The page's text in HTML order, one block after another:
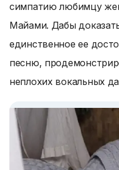
симпатию любимцу
Майами. Дабы
единственное ее
песню,
неплохих вокальных